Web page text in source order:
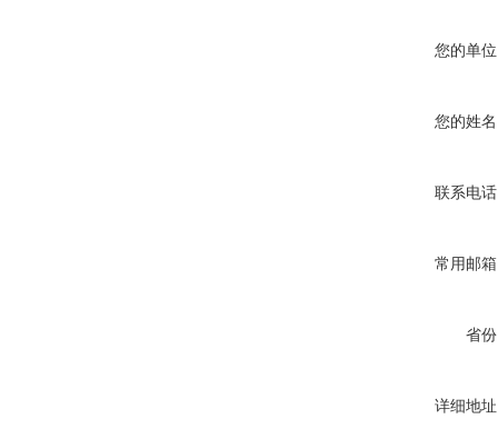
您的单
您的姓
联系电
常用邮
省
详细地